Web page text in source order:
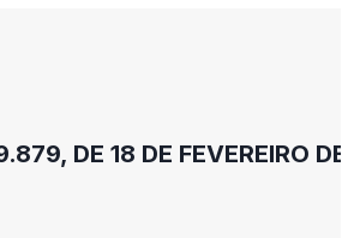
DE 18 DE FEVEREIRO